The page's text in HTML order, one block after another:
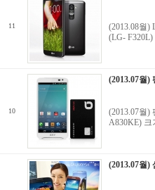
11
(2013.08월)
(LG- F320L)
10
(2013.07월)
(2013.07월)
A830KE) 크
(2013.07월)